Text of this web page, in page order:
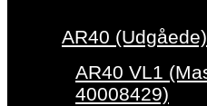
AR40 (Udgåede)
AR40 VL1
40008429)